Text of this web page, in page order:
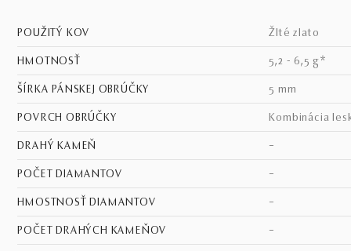
POUŽITÝ KOV žlté zlato
HMOTNOSŤ 5,2 - 6,5 g*
ŠÍRKA PÁNSKEJ OBRÚČKY 5 mm
POVRCH OBRÚČKY kombinácia
DRAHÝ KAMEŇ –
POČET DIAMANTOV –
HMOSTNOSŤ DIAMANTOV –
POČET DRAHÝCH KAMEŇOV –